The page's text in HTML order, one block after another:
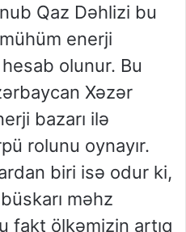
Qaz Dəhlizi bu
enerji
olunur. Bu
Xəzər
bazarı ilə
rolunu oynayır.
biri isə odur ki,
məhz
fakt ölkəmizin artıq